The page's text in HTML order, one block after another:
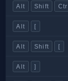
Alt Shift
Alt [
Alt Shift [
Alt ]